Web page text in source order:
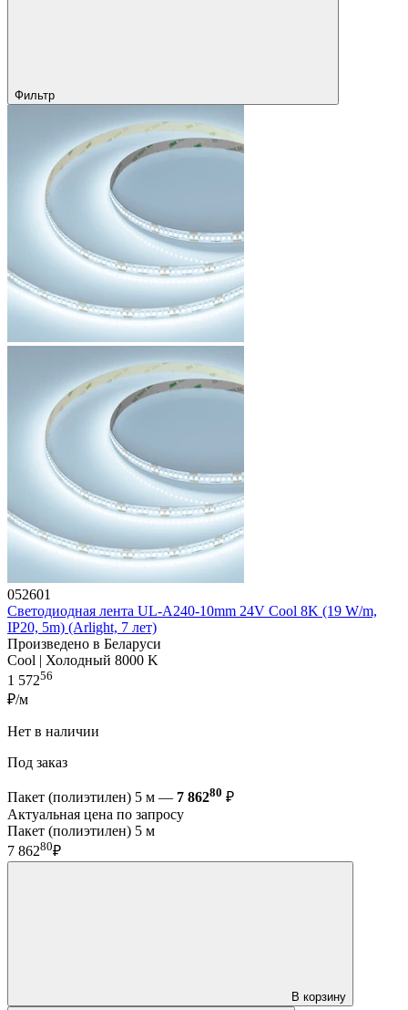
Фильтр
052601
Светодиодная лента UL-A240-10mm 24V Cool 8K (19 W/m,
IP20, 5m) (Arlight, 7 лет)
Произведено в Беларуси
Cool | Холодный 8000 K
1 57256
₽/м
Нет в наличии
Под заказ
Пакет (полиэтилен) 5 м — 7 86280 ₽
Актуальная цена по запросу
Пакет (полиэтилен) 5 м
7 86280₽
В корзину